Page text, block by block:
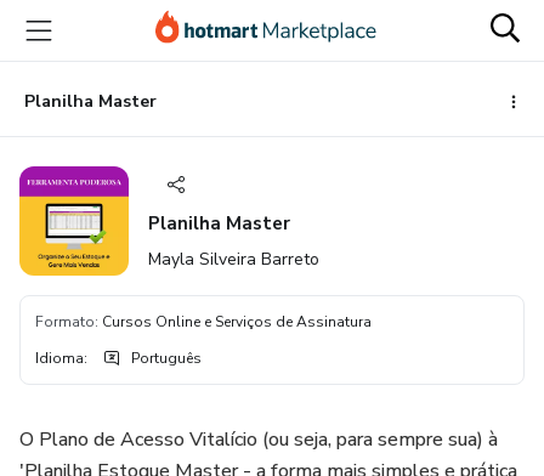
para
conteúdo
principal
para
pagamento
para
rodapé
Planilha Master
Planilha Master
Mayla Silveira Barreto
Formato: Cursos Online e Serviços de Assinatura
Idioma: Português
O Plano de Acesso Vitalício (ou seja, para sempre sua) à